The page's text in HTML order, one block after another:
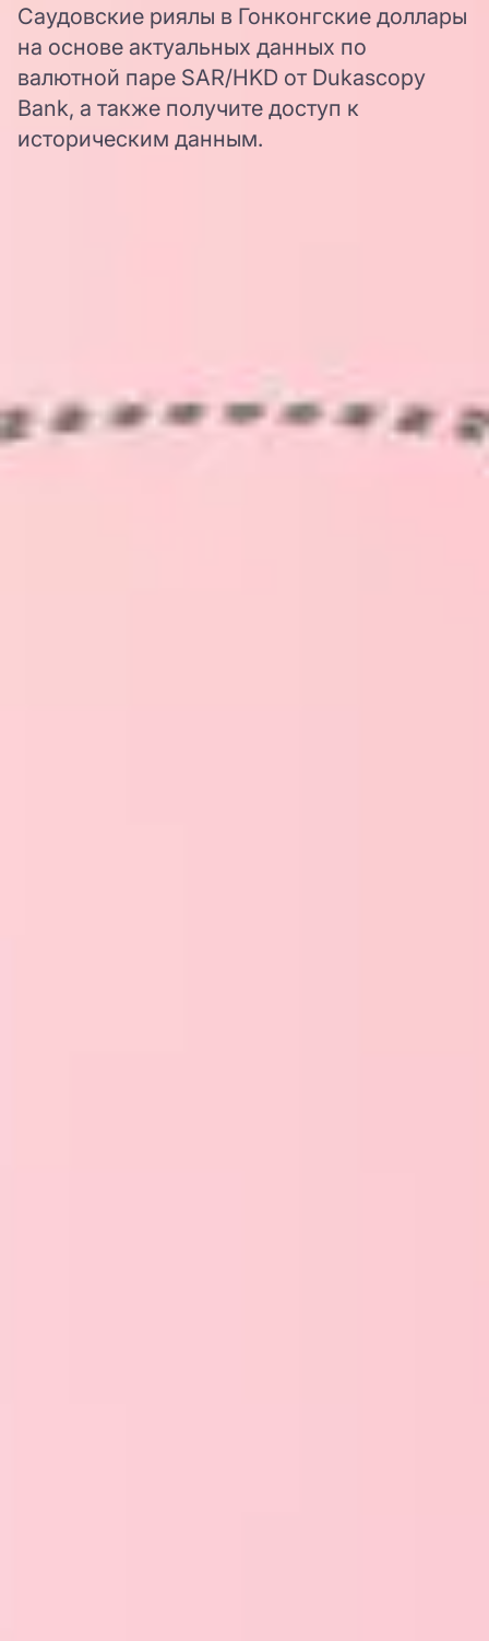
Саудовские риялы в Гонконгские доллары
на основе актуальных данных по
валютной паре SAR/HKD от Dukascopy
Bank, а также получите доступ к
историческим данным.